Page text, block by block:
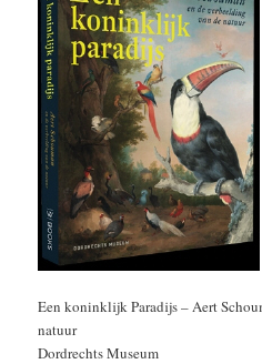
Een koninklijk Paradijs – Aert
natuur
Dordrechts Museum